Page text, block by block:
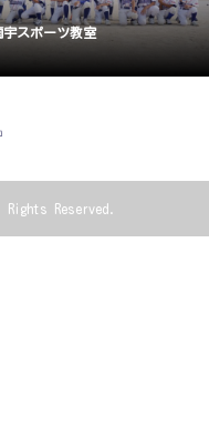
宇スポーツ教室
Reserved.